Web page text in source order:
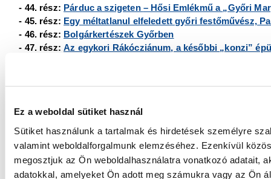
Ez a weboldal sütiket használ
Sütiket használunk a tartalmak és hirdetések személyre
valamint weboldalforgalmunk elemzéséhez. Ezenkívül
megosztjuk az Ön weboldalhasználatra vonatkozó adatait,
adatokkal, amelyeket Ön adott meg számukra vagy az Ön
- 44. rész: Párduc a szigeten –Hősi Emlékmű a „Győri
- 45. rész: Egy méltatlanul elfeledett győri festőművész,
- 46. rész: Bolgárkertészek Győrben
- 47. rész:Az egykori Rákócziánum, a későbbi „konzi”
- 50. rész:Az Erzsébet liget története 1945-től napjainkig
- 52. rész:Káptalani zenészek háza
- 53. rész:A győri selyemfonoda és a fonodai
- 54. rész:
A belvárosi-gyárvárosi Meller-féle olajgyár
Blaha Lujza és Győr
- 56. rész:
A győr-nádorvárosi kamillus templom